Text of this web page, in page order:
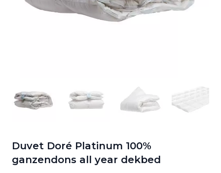
Duvet Doré Platinum 100%
ganzendons all year dekbed